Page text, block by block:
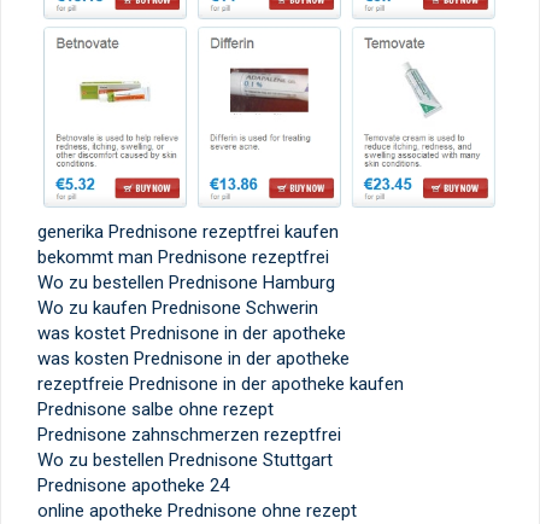
generika Prednisone rezeptfrei kaufen
bekommt man Prednisone rezeptfrei
Wo zu bestellen Prednisone Hamburg
Wo zu kaufen Prednisone Schwerin
was kostet Prednisone in der apotheke
was kosten Prednisone in der apotheke
rezeptfreie Prednisone in der apotheke kaufen
Prednisone salbe ohne rezept
Prednisone zahnschmerzen rezeptfrei
Wo zu bestellen Prednisone Stuttgart
Prednisone apotheke 24
online apotheke Prednisone ohne rezept